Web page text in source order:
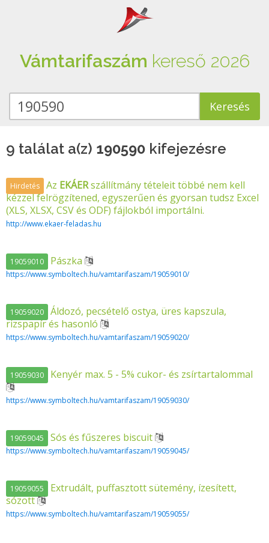
Vámtarifaszám kereső 2026
9 találat a(z) 190590 kifejezésre
Hirdetés Az EKÁERszállítmány tételeit többé nem kell
kézzel felrögzítened, egyszerűen és gyorsan tudsz Excel
(XLS, XLSX, CSV és ODF) fájlokból importálni.
http://www.ekaer-feladas.hu
19059010 Pászka
https://www.symboltech.hu/vamtarifaszam/19059010/
19059020
Áldozó, pecsételő ostya, üres kapszula,
rizspapír és hasonló
https://www.symboltech.hu/vamtarifaszam/19059020/
19059030 Kenyér max. 5 - 5% cukor- és zsírtartalommal
https://www.symboltech.hu/vamtarifaszam/19059030/
19059045 Sós és fűszeres biscuit
https://www.symboltech.hu/vamtarifaszam/19059045/
19059055
Extrudált, puffasztott sütemény, ízesített,
sózott
https://www.symboltech.hu/vamtarifaszam/19059055/